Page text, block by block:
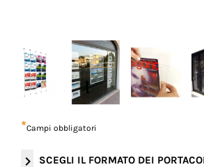
*Campi obbligatori
chevron_right SCEGLI IL FORMATO DEI